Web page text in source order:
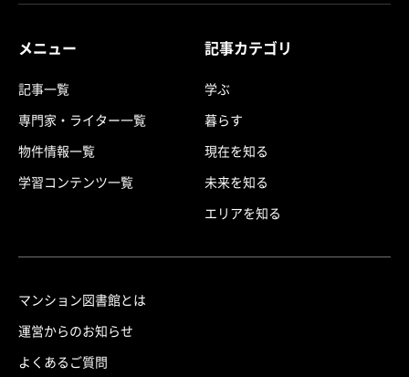
メニュー
記事一覧
専門家・ライター一覧
物件情報一覧
学習コンテンツ一覧
記事カテゴリ
学ぶ
暮らす
現在を知る
未来を知る
エリアを知る
マンション図書館とは
運営からのお知らせ
よくあるご質問